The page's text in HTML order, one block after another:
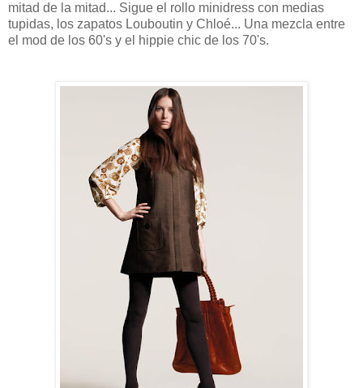
mitad de la mitad... Sigue el rollo minidress con medias
tupidas, los zapatos Louboutin y Chloé... Una mezcla entre
el mod de los 60's y el hippie chic de los 70's.